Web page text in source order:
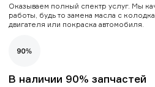
Оказываем полный спектр услуг. Мы
работы, будь то замена масла с
двигателя или покраска автомобиля.
В наличии 90% запчастей